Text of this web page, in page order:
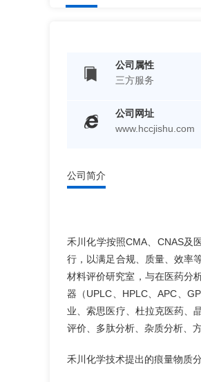
公司属性
三方服务
公司网址
www.hccjishu.com
公司简介
禾川化学按照CMA、CNAS及
行，以满足合规、质量、效率
材料评价研究室，与在医药分
器（UPLC、HPLC、APC、
业、索思医疗、杜拉克医药、
评价、多肽分析、杂质分析、
禾川化学技术提出的痕量物质